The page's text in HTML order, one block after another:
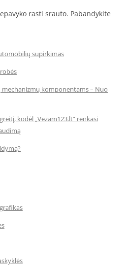
rasti srauto. Pabandykite
supirkimas
komponentams – Nuo
kodėl „Vezam123.lt“ renkasi